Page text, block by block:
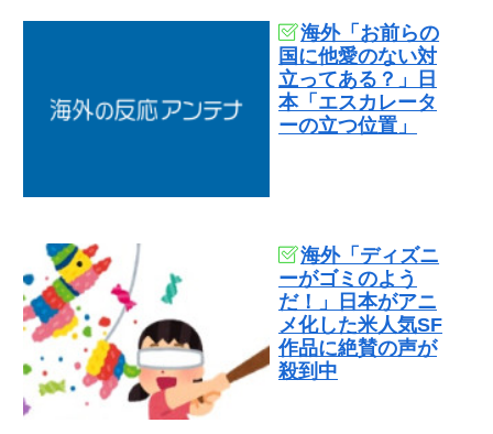
海外「お前らの
国に他愛のない対
立ってある？」日
本「エスカレータ
ーの立つ位置」
海外「ディズニ
ーがゴミのよう
だ！」日本がアニ
メ化した米人気SF
作品に絶賛の声が
殺到中